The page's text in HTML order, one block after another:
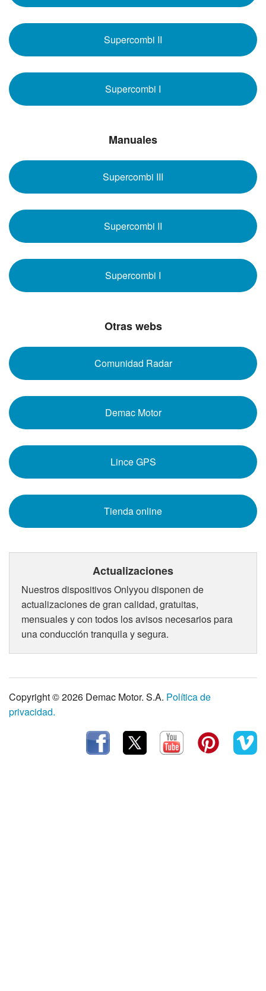
Supercombi II
Supercombi I
Manuales
Supercombi III
Supercombi II
Supercombi I
Otras webs
Comunidad Radar
Demac Motor
Lince GPS
Tienda online
Actualizaciones
Nuestros dispositivos Onlyyou disponen de
actualizaciones de gran calidad, gratuitas,
mensuales y con todos los avisos necesarios para
una conducción tranquila y segura.
Copyright © 2026 Demac Motor. S.A. Política de
privacidad.